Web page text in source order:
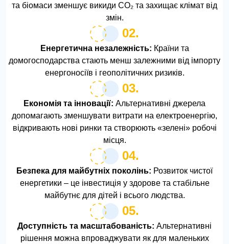
та біомаси зменшує викиди CO₂ та захищає клімат від
змін.
02.
Енергетична незалежність: Країни та
домогосподарства стають менш залежними від імпорту
енергоносіїв і геополітичних ризиків.
03.
Економія та інновації: Альтернативні джерела
допомагають зменшувати витрати на електроенергію,
відкривають нові ринки та створюють «зелені» робочі
місця.
04.
Безпека для майбутніх поколінь: Розвиток чистої
енергетики – це інвестиція у здорове та стабільне
майбутнє для дітей і всього людства.
05.
Доступність та масштабованість: Альтернативні
рішення можна впроваджувати як для маленьких